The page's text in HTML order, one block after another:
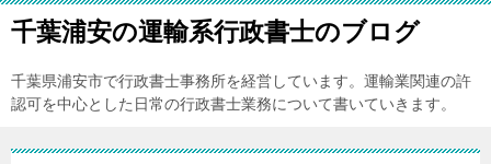
千葉浦安の運輸系行政書士のブログ
千葉県浦安市で行政書士事務所を経営しています。運輸業関連の許
認可を中心とした日常の行政書士業務について書いていきます。